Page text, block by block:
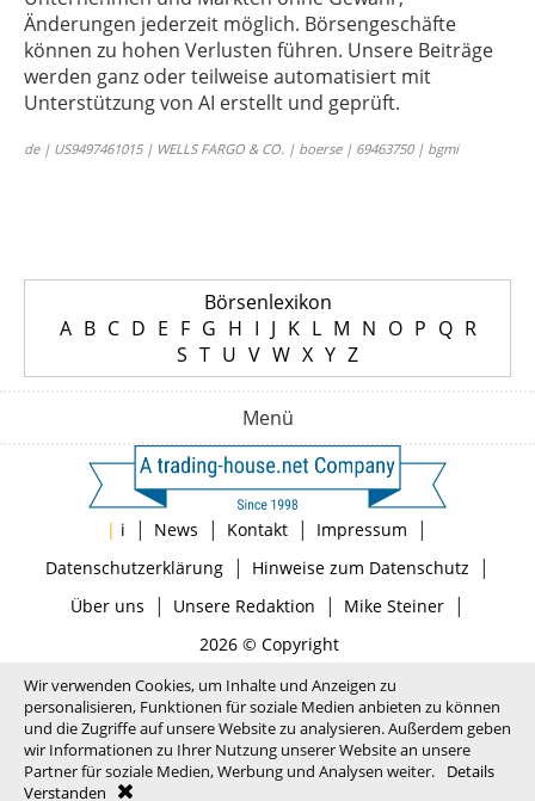
Änderungen jederzeit möglich. Börsengeschäfte
können zu hohen Verlusten führen. Unsere Beiträge
werden ganz oder teilweise automatisiert mit
Unterstützung von AI erstellt und geprüft.
de | US9497461015 | WELLS FARGO & CO. | boerse | 69463750 | bgmi
Börsenlexikon
A B C D E F G H I J K L M N O P Q R
S T U V W X Y Z
Menü
| i | News | Kontakt | Impressum |
Datenschutzerklärung| Hinweise zum Datenschutz |
Über uns | Unsere Redaktion | Mike Steiner|
2026 © Copyright
Wir verwenden Cookies, um Inhalte und Anzeigen zu
personalisieren, Funktionen für soziale Medien anbieten zu können
und die Zugriffe auf unsere Website zu analysieren. Außerdem geben
wir Informationen zu Ihrer Nutzung unserer Website an unsere
Partner für soziale Medien, Werbung und Analysen weiter.
Details
Verstanden